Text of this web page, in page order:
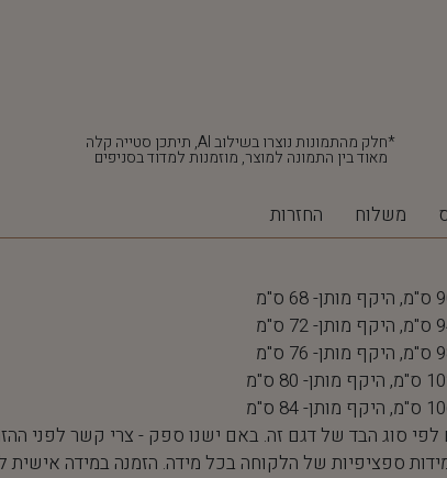
*חלק מהתמונות נוצרו בשילוב AI, תיתכן סטייה קלה
מאוד בין התמונה למוצר, מוזמנות למדוד בסניפים
משלוח החזרות
לפי סוג הבד של דגם זה. באם ישנו ספק - צרי קשר לפני
ספציפיות של הלקוחה בכל מידה. הזמנה במידה אישית